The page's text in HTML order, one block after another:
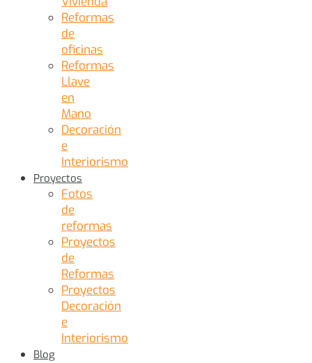
Reformas
de
oficinas
Reformas
Llave
en
Mano
Decoración
e
Interiorismo
Proyectos
Fotos
de
reformas
Proyectos
de
Reformas
Proyectos
Decoración
e
Interiorismo
Blog